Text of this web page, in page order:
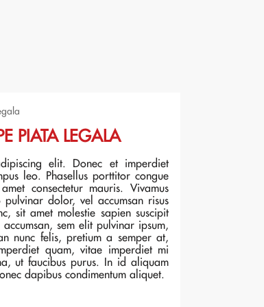
PIATA LEGALA
elit. Donec et imperdiet
leo. Phasellus porttitor congue
consectetur mauris. Vivamus
dolor, vel accumsan risus
sit amet molestie sapien suscipit
sem elit pulvinar ipsum,
nunc felis, pretium a semper at,
quam, vitae imperdiet mi
ut faucibus purus. In id aliquam
dapibus condimentum aliquet.